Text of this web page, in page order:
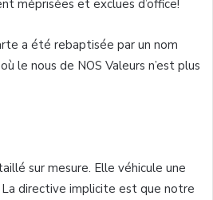
méprisées et exclues d’office!
a été rebaptisée par un nom
le nous de NOS Valeurs n’est plus
sur mesure. Elle véhicule une
directive implicite est que notre